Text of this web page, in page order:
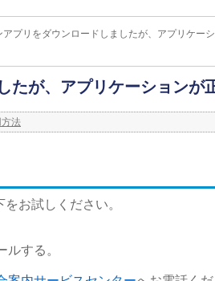
プリをダウンロードしましたが、アプリケー
が、アプリケーションが
法
お試しください。
する。